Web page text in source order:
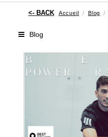
Accueil Blog
Blog